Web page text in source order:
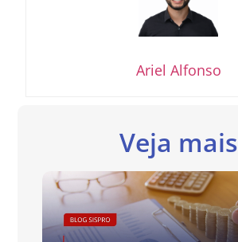
Ariel Alfonso
Veja mais